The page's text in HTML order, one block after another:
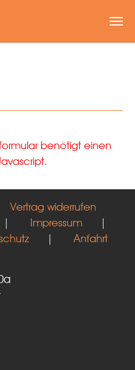
benötigt einen
Vertrag widerrufen
Impressum|
| Anfahrt